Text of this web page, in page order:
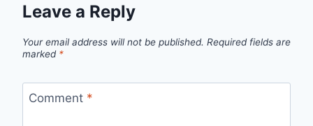
Leave a Reply
Your email address will not be published. Required fields are
marked *
Comment *